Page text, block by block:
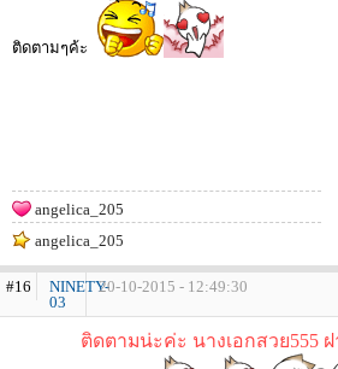
ติดตามๆค้ะ
angelica_205
angelica_205
#16
NINETY-
03
20-10-2015 - 12:49:30
ติดตามน่ะค่ะ นางเอกสวย555 ฝ